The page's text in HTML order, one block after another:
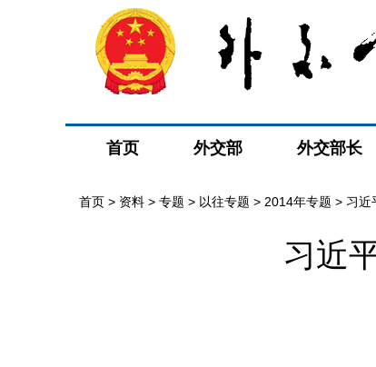
首页 外交部 外交部长
首页 > 资料 > 专题 > 以往专题 > 2014年专题 > 习近
习近